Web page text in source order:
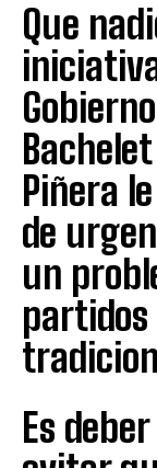
Que
Piñera
de
un
Es